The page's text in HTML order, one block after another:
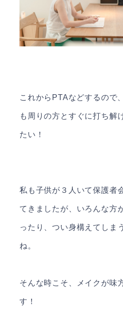
これからPTAなどするので
も周りの方とすぐに打ち解
たい！
私も子供が３人いて保護者
てきましたが、いろんな方
ったり、つい身構えてしま
ね。
そんな時こそ、メイクが味
す！